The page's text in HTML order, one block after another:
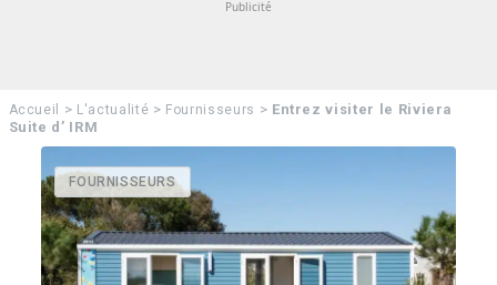
Accueil > L'actualité > Fournisseurs > Entrez visiter le Riviera
Suite d’ IRM
FOURNISSEURS